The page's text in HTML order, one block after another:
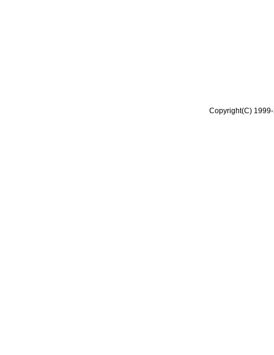
Copyright(C)